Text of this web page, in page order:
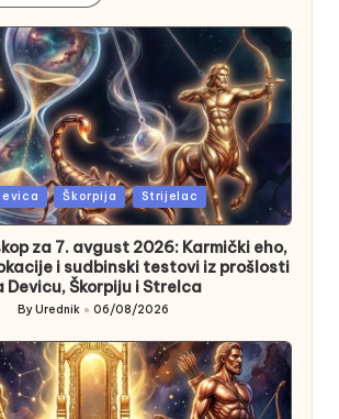
Škorpija Strijelac
za 7. avgust 2026: Karmički eho,
i sudbinski testovi iz prošlosti
Devicu, Škorpiju i Strelca
Posted
ByUrednik 06/08/2026